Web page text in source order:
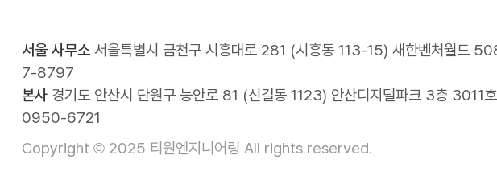
서울 사무소서울특별시 금천구 시흥대로 281 (시흥동 113-15) 새한벤처월
7-8797
본사경기도 안산시 단원구 능안로 81 (신길동 1123) 안산디지털파크 3층
0950-6721
Copyright © 2025 티원엔지니어링 All rights reserved.